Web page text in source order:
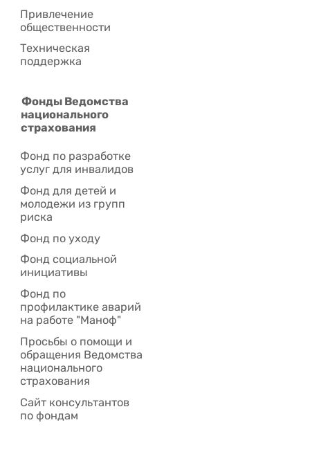
Привлечение
общественности
Техническая
поддержка
Фонды Ведомства
национального
страхования
Фонд по разработке
услуг для инвалидов
Фонд для детей и
молодежи из групп
риска
Фонд по уходу
Фонд социальной
инициативы
Фонд по
профилактике аварий
на работе "Маноф"
Просьбы о помощи и
обращения Ведомства
национального
страхования
Сайт консультантов
по фондам